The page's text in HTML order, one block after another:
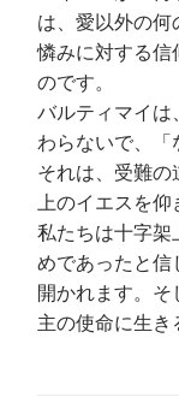
は、愛以外の何
憐みに対する信
のです。
バルティマイは
わらないで、「
それは、受難
上のイエスを仰
私たちは十字架
めであったと信
開かれます。そ
主の使命に生き